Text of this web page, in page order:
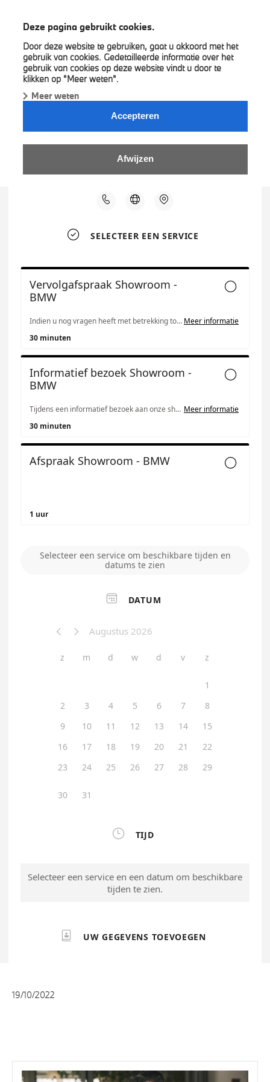
Deze pagina gebruikt cookies.
Door deze website te gebruiken, gaat u akkoord met het
gebruik van cookies. Gedetailleerde informatie over het
gebruik van cookies op deze website vindt u door te
klikken op "Meer weten".
Meer weten
Accepteren
Afwijzen
19/10/2022